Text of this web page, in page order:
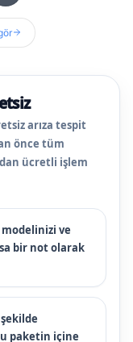
arıza tespit
önce tüm
ücretli işlem
ve
bir not olarak
paketin içine